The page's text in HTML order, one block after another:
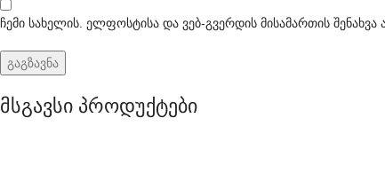
ჩემი სახელის. ელფოსტისა და ვებ-გვერდის მისამართის
მსგავსი პროდუქტები